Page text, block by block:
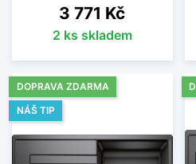
Cena
3 771 Kč
2 ks skladem
DOPRAVA ZDARMA
NÁŠ TIP